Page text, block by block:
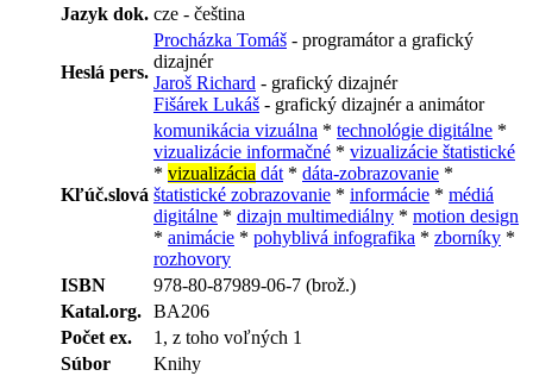
Jazyk dok. cze - čeština
Heslá pers.
Procházka Tomáš - programátor a grafický
dizajnér
Jaroš Richard - grafický dizajnér
Fišárek Lukáš - grafický dizajnér a animátor
Kľúč.slová
komunikácia vizuálna * technológie digitálne *
vizualizácie informačné * vizualizácie štatistické
* vizualizácia dát * dáta-zobrazovanie *
štatistické zobrazovanie * informácie * médiá
digitálne * dizajn multimediálny * motion design
* animácie * pohyblivá infografika * zborníky *
rozhovory
ISBN
978-80-87989-06-7 (brož.)
Katal.org. BA206
Počet ex.
1, z toho voľných 1
Súbor
Knihy